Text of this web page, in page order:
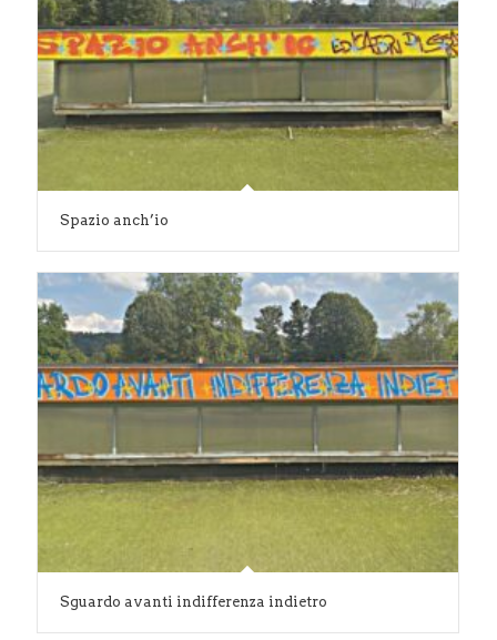
Spazio anch’io
Sguardo avanti indifferenza indietro